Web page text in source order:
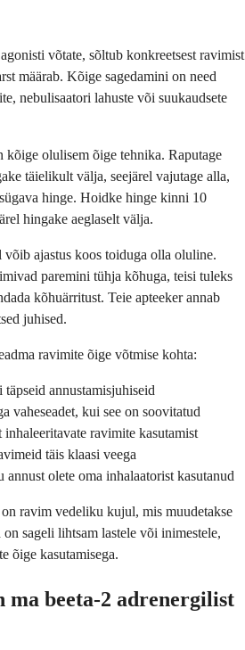
võtate, sõltub konkreetsest ravimist
määrab. Kõige sagedamini on need
nebulisaatori lahuste või suukaudsete
kõige olulisem õige tehnika. Raputage
täielikult välja, seejärel vajutage alla,
hinge. Hoidke hinge kinni 10
hingake aeglaselt välja.
võib ajastus koos toiduga olla oluline.
paremini tühja kõhuga, teisi tuleks
kõhuärritust. Teie apteeker annab
juhised.
ravimite õige võtmise kohta:
täpseid annustamisjuhiseid
vaheseadet, kui see on soovitatud
inhaleeritavate ravimite kasutamist
täis klaasi veega
annust olete oma inhalaatorist kasutanud
ravim vedeliku kujul, mis muudetakse
on sageli lihtsam lastele või inimestele,
õige kasutamisega.
ma beeta-2 adrenergilist